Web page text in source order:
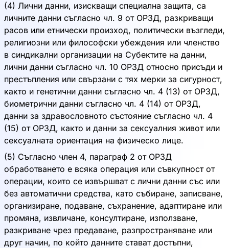
(4) Лични данни, изискващи специална защита, са
личните данни съгласно чл. 9 от ОРЗД, разкриващи
расов или етнически произход, политически възгледи,
религиозни или философски убеждения или членство
в синдикални организации на Субектите на данни,
лични данни съгласно чл. 10 ОРЗД относно присъди и
престъпления или свързани с тях мерки за сигурност,
както и генетични данни съгласно чл. 4 (13) от ОРЗД,
биометрични данни съгласно чл. 4 (14) от ОРЗД,
данни за здравословното състояние съгласно чл. 4
(15) от ОРЗД, както и данни за сексуалния живот или
сексуалната ориентация на физическо лице.
(5) Съгласно член 4, параграф 2 от ОРЗД
обработването е всяка операция или съвкупност от
операции, които се извършват с лични данни със или
без автоматични средства, като събиране, записване,
организиране, подаване, съхранение, адаптиране или
промяна, извличане, консултиране, използване,
разкриване чрез предаване, разпространяване или
друг начин, по който данните стават достъпни,